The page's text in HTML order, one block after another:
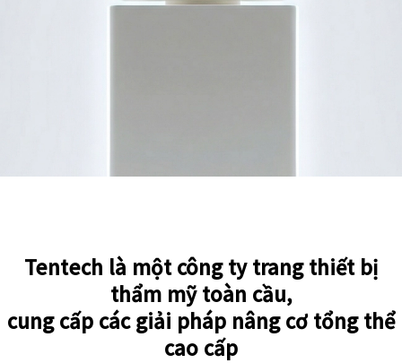
Tentech là một công ty trang thiết bị
thẩm mỹ toàn cầu,
cung cấp các giải pháp nâng cơ tổng thể
cao cấp